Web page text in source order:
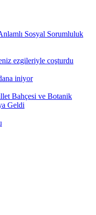
Sosyal Sorumluluk
ezgileriyle coşturdu
iniyor
Bahçesi ve Botanik
Geldi